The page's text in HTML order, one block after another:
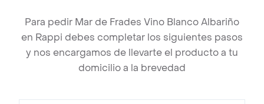
Para pedir Mar de Frades Vino Blanco Albariño
en Rappi debes completar los siguientes pasos
y nos encargamos de llevarte el producto a tu
domicilio a la brevedad